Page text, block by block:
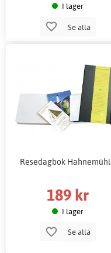
I lager
Se alla
Resedagbok
189 kr
I lager
Se alla